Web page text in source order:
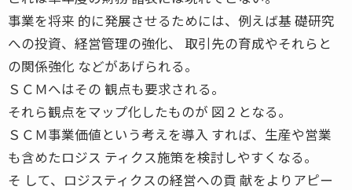
事業を将来 的に発展させるためには、例えば基 礎研究
への投資、経営管理の強化、 取引先の育成やそれらと
の関係強化 などがあげられる。
ＳＣＭへはその 観点も要求される。
それら観点をマップ化したものが 図２となる。
ＳＣＭ事業価値という考えを導入 すれば、生産や営業
も含めたロジス ティクス施策を検討しやすくなる。
そ して、ロジスティクスの経営への貢 献をよりアピー